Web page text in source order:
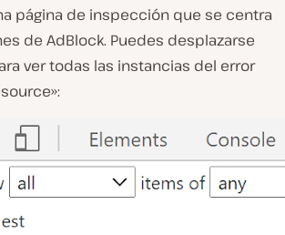
página de inspección que se centra
de AdBlock. Puedes desplazarse
ver todas las instancias del error